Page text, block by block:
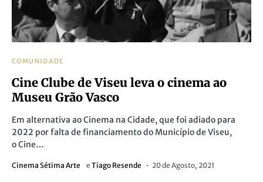
COMUNIDADE
Cine Clube de Viseu leva o cinema ao
Museu Grão Vasco
Em alternativa ao Cinema na Cidade, que foi adiado para
2022 por falta de financiamento do Município de Viseu,
o Cine…
Cinema Sétima Arte e Tiago Resende 20 de Agosto, 2021